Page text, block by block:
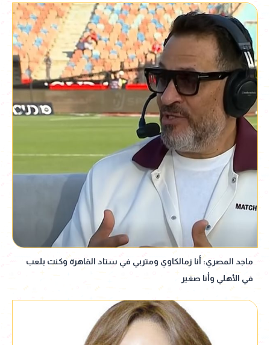
ماجد المصري: أنا زمالكاوي ومتربي في ستاد القاهرة وكنت بلعب
في الأهلي وأنا صغير